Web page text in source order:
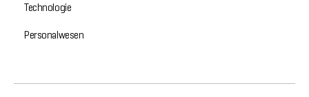
Technologie
Personalwesen